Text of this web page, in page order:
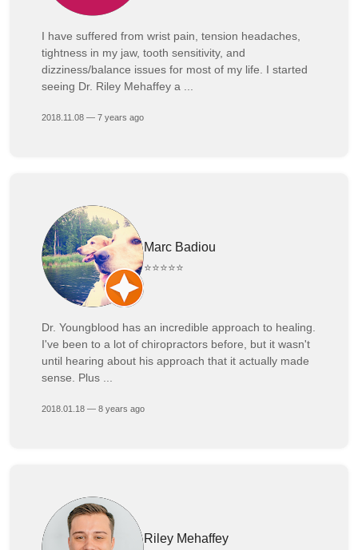
I have suffered from wrist pain, tension headaches,
tightness in my jaw, tooth sensitivity, and
dizziness/balance issues for most of my life. I started
seeing Dr. Riley Mehaffey a ...
2018.11.08 — 7 years ago
Marc Badiou
⭐⭐⭐⭐⭐
Dr. Youngblood has an incredible approach to healing.
I've been to a lot of chiropractors before, but it wasn't
until hearing about his approach that it actually made
sense. Plus ...
2018.01.18 — 8 years ago
Riley Mehaffey